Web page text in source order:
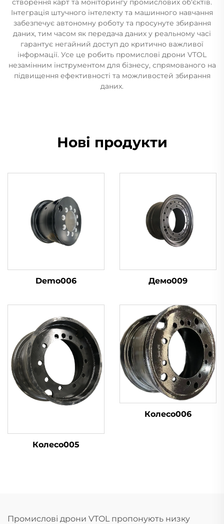
створення карт та моніторингу промислових об'єктів.
Інтеграція штучного інтелекту та машинного навчання
забезпечує автономну роботу та просунуте збирання
даних, тим часом як передача даних у реальному часі
гарантує негайний доступ до критично важливої
інформації. Усе це робить промислові дрони VTOL
незамінним інструментом для бізнесу, спрямованого на
підвищення ефективності та можливостей збирання
даних.
Нові продукти
Demo006 Демо009
Колесо005
Колесо006
Промислові дрони VTOL пропонують низку